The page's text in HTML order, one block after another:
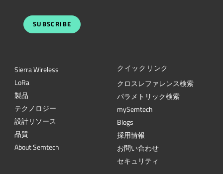
SUBSCRIBE
Sierra Wireless
LoRa
製品
テクノロジー
設計リソース
品質
About Semtech
クイックリンク
クロスレファレンス検索
パラメトリック検索
mySemtech
Blogs
採用情報
お問い合わせ
セキュリティ